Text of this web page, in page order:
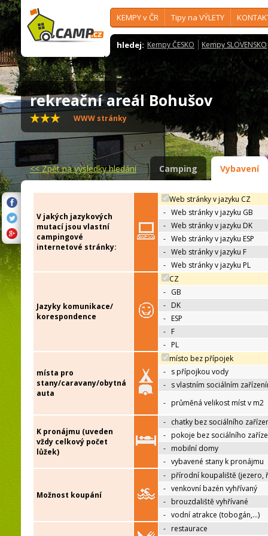
KEMPY v ČR Tipy na VÝLETY
hledej: Kempy ČESKO Kempy SLOVENSKO
rekreační areál Bohušov
WWW stránky
<<Zpět na výsledky hledání Camping Vybavení
V jakých jazykových
mutací jsou vlastní
campingové
internetové stránky:
Web stránky v jazyku CZ
- Web stránky v jazyku GB
- Web stránky v jazyku DK
- Web stránky v jazyku ESP
- Web stránky v jazyku F
- Web stránky v jazyku PL
Jazyky komunikace/
korespondence
CZ
- GB
- DK
- ESP
- F
- PL
místa pro
stany/caravany/obytná
auta
místo bez přípojek
- s přípojkou vody
- s vlastním sociálním
- průměná velikost míst v m2
K pronájmu (uveden
vždy celkový počet
lůžek)
- chatky bez sociálního
- pokoje bez sociálního
- mobilní domy
- vybavené stany k pronájmu
Možnost koupání
- přírodní koupaliště (jezero,
- venkovní bazén vyhřívaný
- brouzdaliště vyhřívané
- vodní atrakce (tobogán,…)
- restaurace